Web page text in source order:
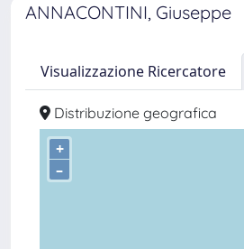
ANNACONTINI, Giuseppe
Visualizzazione Ricercatore
Distribuzione geografica
+
–